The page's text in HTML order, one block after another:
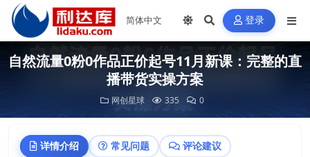
登录
自然流量0粉0作品正价起号11月新课：完整的直
播带货实操方案
网创星球 335 0
详情介绍 常见问题 评论建议